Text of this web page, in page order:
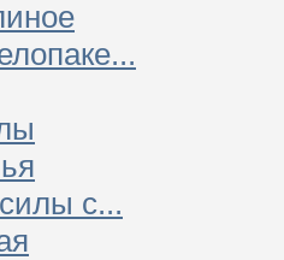
с...